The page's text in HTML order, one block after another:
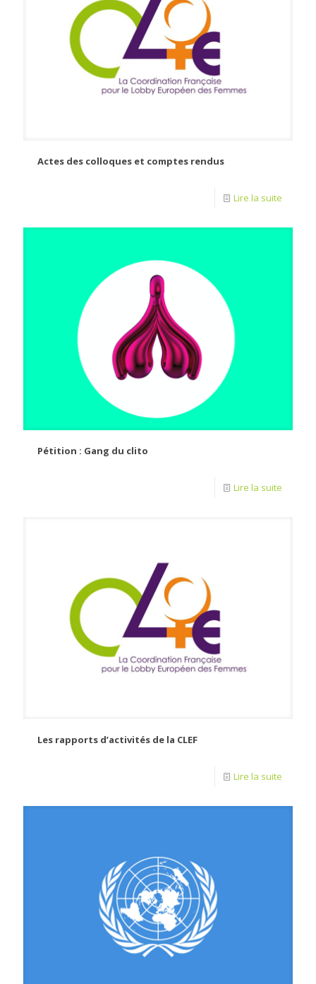
Actes des colloques et comptes rendus
Lire la suite
Pétition : Gang du clito
Lire la suite
Les rapports d’activités de la CLEF
Lire la suite